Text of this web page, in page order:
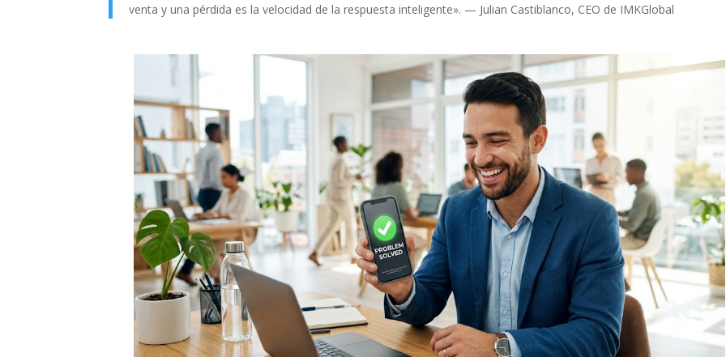
venta y una pérdida es la velocidad de la respuesta inteligente». — Julian Castiblanco, CEO de IMKGlobal